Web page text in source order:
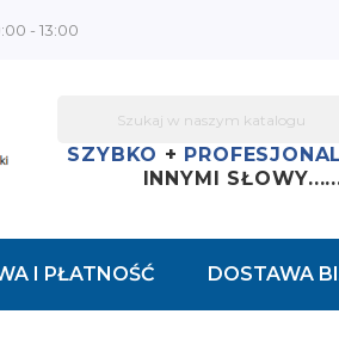
- 13:00
SZYBKO +
INNYMI
I PŁATNOŚĆ DOSTAWA